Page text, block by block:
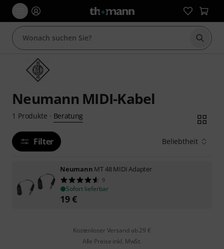
Suche
Neumann MIDI-Kabel
1 Produkte · Beratung
Filter Beliebtheit
Neumann MT 48 MIDI Adapter
9
Sofort lieferbar
19€
Kostenloser Versand ab 29 €
Alle Preise inkl. MwSt.